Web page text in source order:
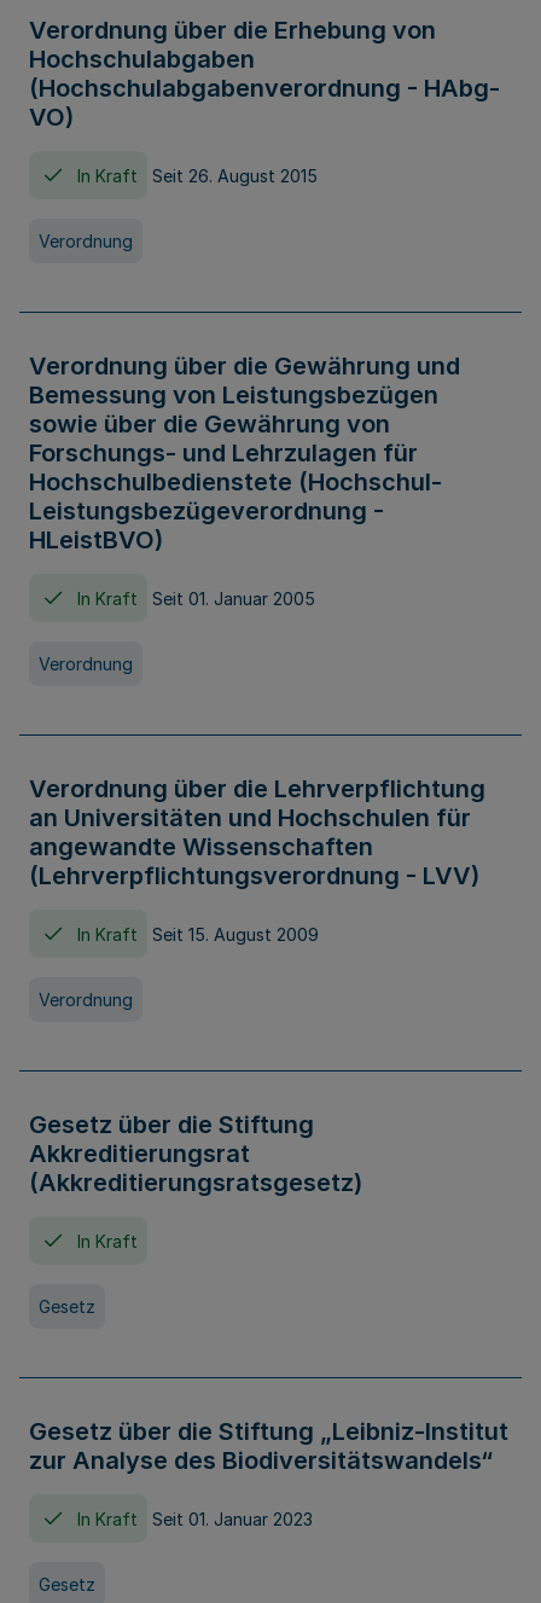
Verordnung über die Erhebung von
Hochschulabgaben
(Hochschulabgabenverordnung - HAbg-
VO)
In Kraft Seit 26. August 2015
Verordnung
Verordnung über die Gewährung und
Bemessung von Leistungsbezügen
sowie über die Gewährung von
Forschungs- und Lehrzulagen für
Hochschulbedienstete (Hochschul-
Leistungsbezügeverordnung -
HLeistBVO)
In Kraft Seit 01. Januar 2005
Verordnung
Verordnung über die Lehrverpflichtung
an Universitäten und Hochschulen für
angewandte Wissenschaften
(Lehrverpflichtungsverordnung - LVV)
In Kraft Seit 15. August 2009
Verordnung
Gesetz über die Stiftung
Akkreditierungsrat
(Akkreditierungsratsgesetz)
In Kraft
Gesetz
Gesetz über die Stiftung „Leibniz-Institut
zur Analyse des Biodiversitätswandels“
In Kraft Seit 01. Januar 2023
Gesetz